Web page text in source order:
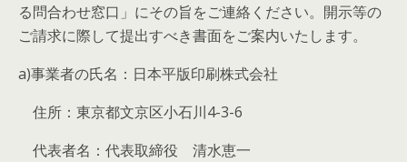
る問合わせ窓口」にその旨をご連絡ください。開示等の
ご請求に際して提出すべき書面をご案内いたします。
a)事業者の氏名：日本平版印刷株式会社
住所：東京都文京区小石川4-3-6
代表者名：代表取締役 清水恵一